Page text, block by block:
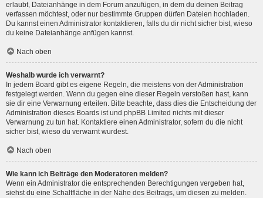
erlaubt, Dateianhänge in dem Forum anzufügen, in dem du deinen Beitrag
verfassen möchtest, oder nur bestimmte Gruppen dürfen Dateien hochladen.
Du kannst einen Administrator kontaktieren, falls du dir nicht sicher bist, wieso
du keine Dateianhänge anfügen kannst.
Nach oben
Weshalb wurde ich verwarnt?
In jedem Board gibt es eigene Regeln, die meistens von der Administration
festgelegt werden. Wenn du gegen eine dieser Regeln verstoßen hast, kann
sie dir eine Verwarnung erteilen. Bitte beachte, dass dies die Entscheidung der
Administration dieses Boards ist und phpBB Limited nichts mit dieser
Verwarnung zu tun hat. Kontaktiere einen Administrator, sofern du die nicht
sicher bist, wieso du verwarnt wurdest.
Nach oben
Wie kann ich Beiträge den Moderatoren melden?
Wenn ein Administrator die entsprechenden Berechtigungen vergeben hat,
siehst du eine Schaltfläche in der Nähe des Beitrags, um diesen zu melden.